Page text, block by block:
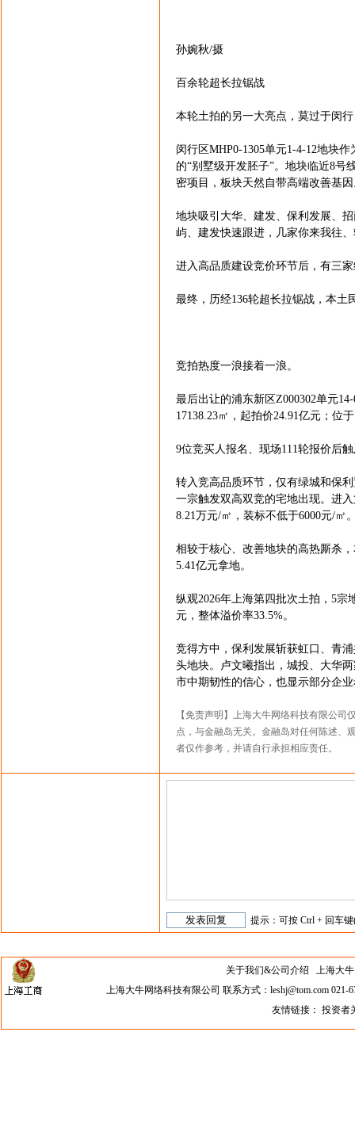
孙婉秋/摄
百余轮超长拉锯战
本轮土拍的另一大亮点，莫过于闵
闵行区MHP0-1305单元1-4-12地块
的“别墅级开发胚子”。地块临近8
密项目，板块天然自带高端改善基
地块吸引大华、建发、保利发展、
屿、建发快速跟进，几家你来我往
进入高品质建设竞价环节后，有三
最终，历经136轮超长拉锯战，本土
竞拍热度一浪接着一浪。
最后出让的浦东新区Z000302单元
17138.23㎡，起拍价24.91亿元；位
9位竞买人报名、现场111轮报价后
转入竞高品质环节，仅有绿城和保
一宗触发双高双竞的宅地出现。进
8.21万元/㎡，装标不低于6000元/㎡
相较于核心、改善地块的高热厮杀
5.41亿元拿地。
纵观2026年上海第四批次土拍，5宗
元，整体溢价率33.5%。
竞得方中，保利发展斩获虹口、青
头地块。卢文曦指出，城投、大华
市中期韧性的信心，也显示部分企
【免责声明】上海大牛网络科技有限公
点，与金融岛无关。金融岛对任何陈述、
者仅作参考，并请自行承担相应责任。
提示：可按 Ctrl + 回车
关于我们&公司介绍 上海大牛
上海大牛网络科技有限公司 联系方式：leshj@tom.com
友情链接：投资者